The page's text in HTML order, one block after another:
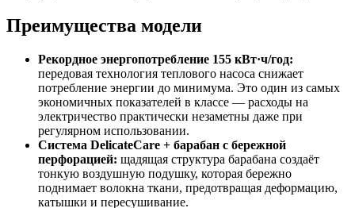
Преимущества модели
Рекордное энергопотребление 155 кВт·ч/год:
передовая технология теплового насоса снижает
потребление энергии до минимума. Это один из самых
экономичных показателей в классе — расходы на
электричество практически незаметны даже при
регулярном использовании.
Система DelicateCare + барабан с бережной
перфорацией: щадящая структура барабана создаёт
тонкую воздушную подушку, которая бережно
поднимает волокна ткани, предотвращая деформацию,
катышки и пересушивание.